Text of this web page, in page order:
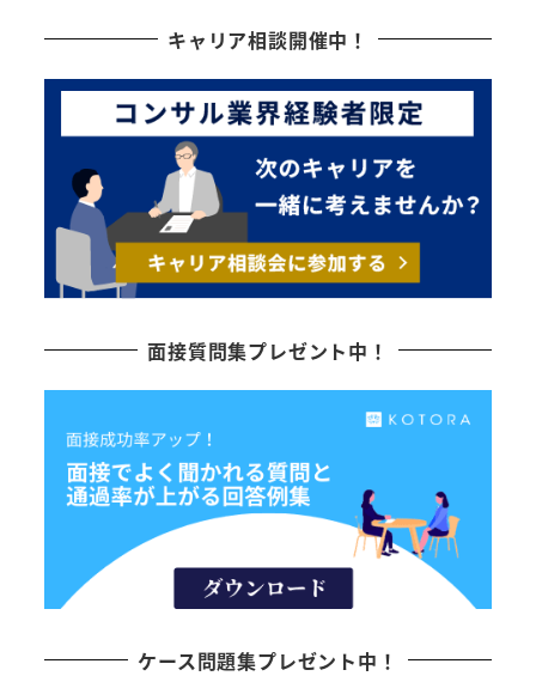
キャリア相談開催中！
面接質問集プレゼント中！
ケース問題集プレゼント中！